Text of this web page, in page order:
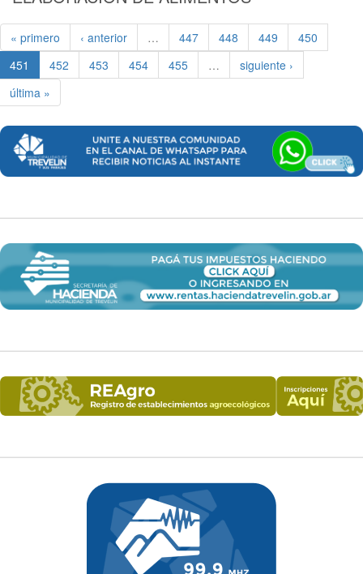
« primero ‹ anterior … 447 448 449
450
451
452 453 454 455 …
siguiente ›
última »